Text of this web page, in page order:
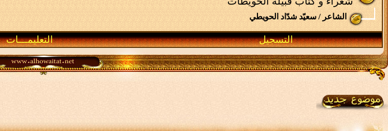
الشاعر / سعيّد شدّاد الحويطي
التسجيل التعليمـــات